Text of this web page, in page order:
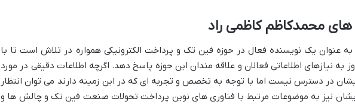
های محمدکاظم کاظمی راد
عنوان یک نویسنده فعال در حوزه فین تک و پرداخت الکترونیکی همواره در تلاش است تا با
به نیازهای اطلاعاتی فعالان و علاقه مندان این حوزه پاسخ دهد. اگرچه اطلاعات دقیقی در مورد
در دسترس نیست اما با توجه به تخصص و تجربه ای که در این زمینه دارند می توان انتظار
نیز به موضوعات مرتبط با فناوری های نوین پرداخت تحولات صنعت فین تک و چالش ها و